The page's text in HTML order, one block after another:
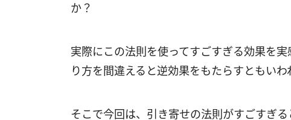
か？
実際にこの法則を使ってすごすぎる効果を
り方を間違えると逆効果をもたらすともいわ
そこで今回は、引き寄せの法則がすごすぎ